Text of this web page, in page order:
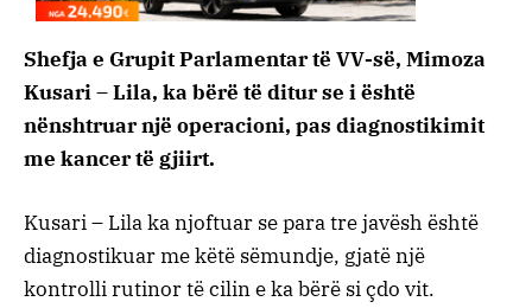
Shefja e Grupit Parlamentar të VV-së, Mimoza
Kusari – Lila, ka bërë të ditur se i është
nënshtruar një operacioni, pas diagnostikimit
me kancer të gjiirt.
Kusari – Lila ka njoftuar se para tre javësh është
diagnostikuar me këtë sëmundje, gjatë një
kontrolli rutinor të cilin e ka bërë si çdo vit.